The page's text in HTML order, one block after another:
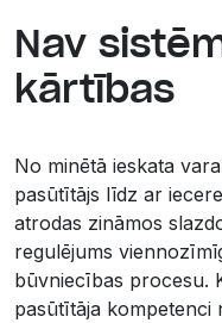
Nav
kārtības
No minētā ieskata
pasūtītājs līdz ar
atrodas zināmos
regulējums
būvniecības procesu.
pasūtītāja kompetenci